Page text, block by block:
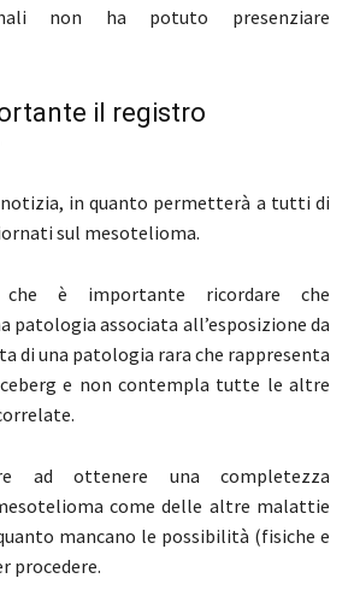
non ha potuto presenziare
il registro
in quanto permetterà a tutti di
sul mesotelioma.
che è importante ricordare che
patologia associata all’esposizione da
di una patologia rara che rappresenta
e non contempla tutte le altre
ad ottenere una completezza
come delle altre malattie
mancano le possibilità (fisiche e
procedere.